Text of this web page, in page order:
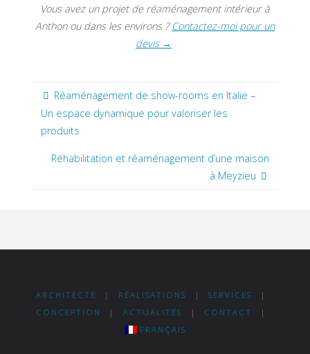
Vous avez un projet de réaménagement intérieur à
Anthon ou dans les environs ? Contactez-moi pour un
devis →
Réaménagement de show-rooms en Italie –
Un espace dynamique pour valoriser les
produits
Réhabilitation et réaménagement d’une maison
à Meyzieu
ARCHITECTE | RÉALISATIONS | SERVICES
|
CONCEPTION
| ACTUALITÉS | CONTACT
|
FRANÇAIS